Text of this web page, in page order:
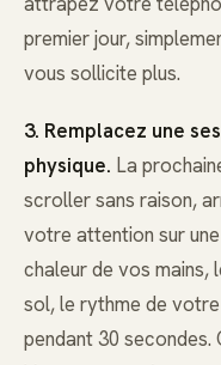
premier jour,
vous sollicite plus.
3. Remplacez une
physique. La
scroller sans raison,
votre attention sur
chaleur de vos
sol, le rythme de
pendant 30 secondes.